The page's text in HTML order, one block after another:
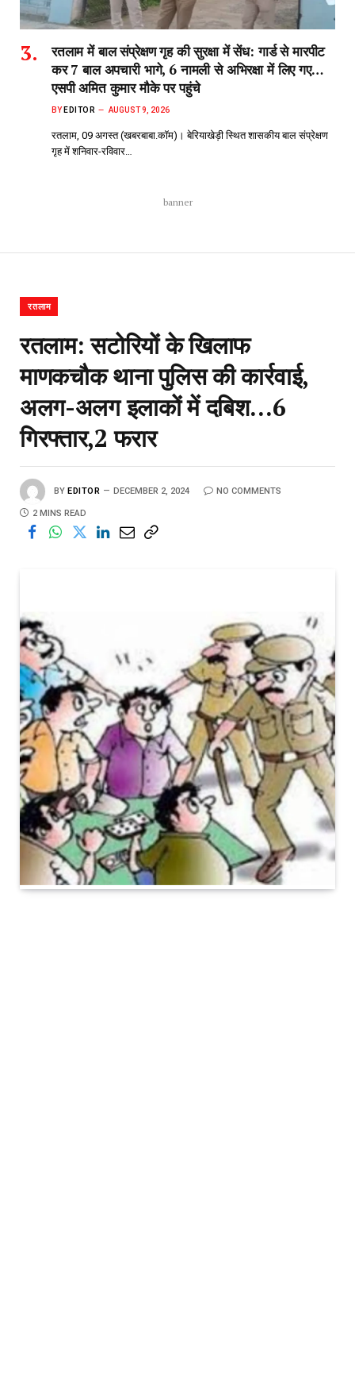
रतलाम में बाल संप्रेक्षण गृह की सुरक्षा में सेंध: गार्ड से मारपीट
कर 7 बाल अपचारी भागे, 6 नामली से अभिरक्षा में लिए गए…
एसपी अमित कुमार मौके पर पहुंचे
BY EDITOR AUGUST 9, 2026
रतलाम, 09 अगस्त (खबरबाबा.कॉम)। बेरियाखेड़ी स्थित शासकीय बाल संप्रेक्षण
गृह में शनिवार-रविवार…
banner
रतलाम
रतलाम: सटोरियों के खिलाफ
माणकचौक थाना पुलिस की कार्रवाई,
अलग-अलग इलाकों में दबिश…6
गिरफ्तार,2 फरार
BY EDITOR DECEMBER 2, 2024 NO COMMENTS
2 MINS READ